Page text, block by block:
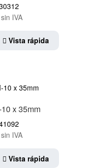
IVA
Vista rápida
x 35mm
IVA
Vista rápida